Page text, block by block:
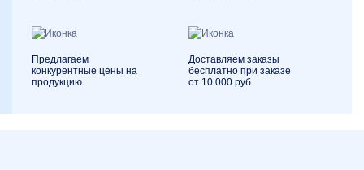
Предлагаем
конкурентные цены на
продукцию
Доставляем заказы
бесплатно при заказе
от 10 000 руб.